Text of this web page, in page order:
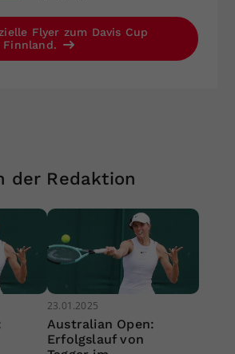
Flyer zum Davis Cup
Finnland.
der Redaktion
23.01.2025
Australian Open:
Erfolgslauf von